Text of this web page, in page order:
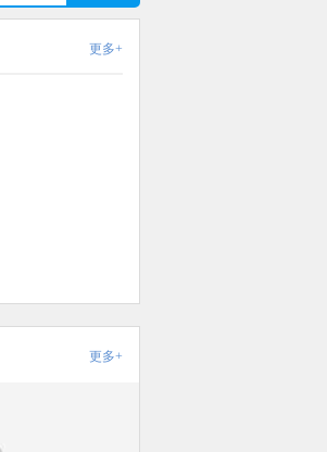
更多+
更多+